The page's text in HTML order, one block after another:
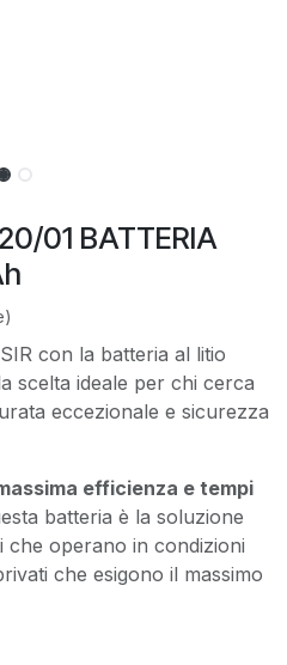
01 BATTERIA
con la batteria al litio
scelta ideale per chi cerca
eccezionale e sicurezza
efficienza e tempi
batteria è la soluzione
operano in condizioni
che esigono il massimo